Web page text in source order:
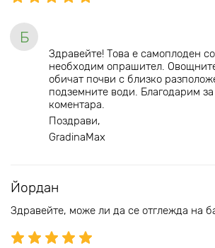
Б
Здравейте! Това е самоплоден
необходим опрашител.
обичат почви с близко
подземните води. Благодарим
коментара.
Поздрави,
GradinaMax
Йордан
Здравейте, може ли да се отглежда на